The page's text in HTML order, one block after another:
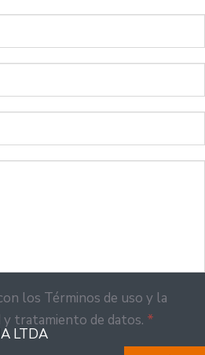
los Términos de uso y la
y tratamiento de datos. *
LTDA